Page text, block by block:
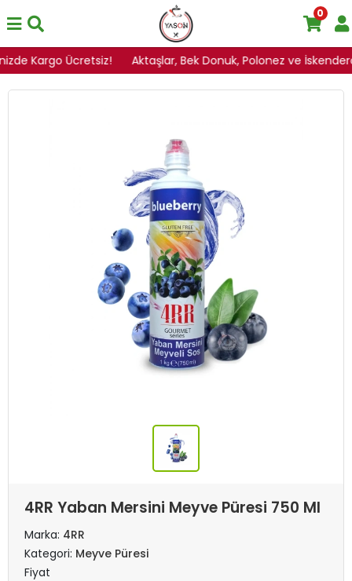
Kargo Ücretsiz! Aktaşlar, Bek Donuk, Polonez ve
0
4RR Yaban Mersini Meyve Püresi 750 Ml
Marka: 4RR
Kategori: Meyve Püresi
Fiyat